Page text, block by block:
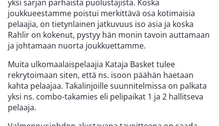
yksi sarjan parhaista puolustajista. Koska
joukkueestamme poistui merkittävä osa kotimaisia
pelaajia, on tietynlainen jatkuvuus iso asia ja koska
Rahlir on kokenut, pystyy hän monin tavoin auttamaan
ja johtamaan nuorta joukkuettamme.
Muita ulkomaalaispelaajia Kataja Basket tulee
rekrytoimaan siten, että ns. isoon päähän haetaan
kahta pelaajaa. Takalinjoille suunnitelmissa on palkata
yksi ns. combo-takamies eli pelipaikat 1 ja 2 hallitseva
pelaaja.